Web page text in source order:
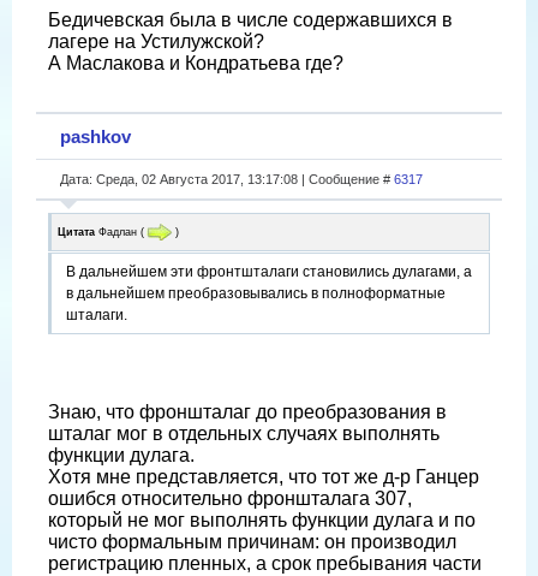
Бедичевская была в числе содержавшихся в
лагере на Устилужской?
А Маслакова и Кондратьева где?
pashkov
Дата: Среда, 02 Августа 2017, 13:17:08 | Сообщение # 6317
Цитата Фадлан ( )
В дальнейшем эти фронтшталаги становились дулагами, а
в дальнейшем преобразовывались в полноформатные
шталаги.
Знаю, что фроншталаг до преобразования в
шталаг мог в отдельных случаях выполнять
функции дулага.
Хотя мне представляется, что тот же д-р Ганцер
ошибся относительно фроншталага 307,
который не мог выполнять функции дулага и по
чисто формальным причинам: он производил
регистрацию пленных, а срок пребывания части